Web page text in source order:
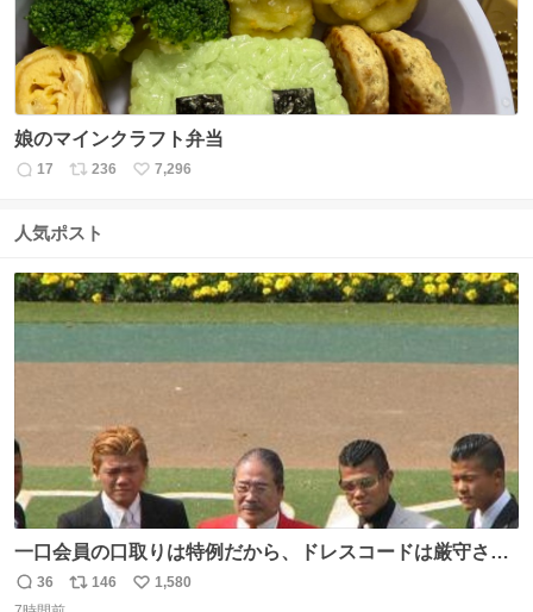
娘のマインクラフト弁当
返
数
17
リ
ス
数
236
い
7,296
人気ポスト
一口会員の口取りは特例だから、ドレスコードは厳守させ
るべき。
返
36
リ
146
い
1,580